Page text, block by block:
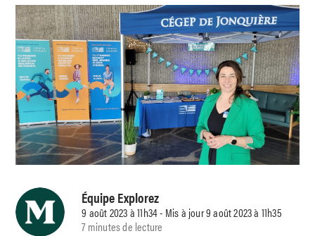
Équipe Explorez
9 août 2023 à 11h34 - Mis à jour 9 août 2023 à 11h35
7 minutes de lecture